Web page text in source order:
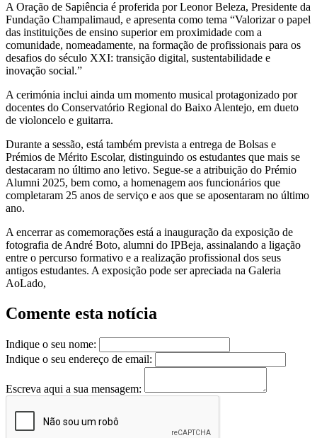
A Oração de Sapiência é proferida por Leonor Beleza, Presidente da
Fundação Champalimaud, e apresenta como tema “Valorizar o papel
das instituições de ensino superior em proximidade com a
comunidade, nomeadamente, na formação de profissionais para os
desafios do século XXI: transição digital, sustentabilidade e
inovação social.”
A cerimónia inclui ainda um momento musical protagonizado por
docentes do Conservatório Regional do Baixo Alentejo, em dueto
de violoncelo e guitarra.
Durante a sessão, está também prevista a entrega de Bolsas e
Prémios de Mérito Escolar, distinguindo os estudantes que mais se
destacaram no último ano letivo. Segue-se a atribuição do Prémio
Alumni 2025, bem como, a homenagem aos funcionários que
completaram 25 anos de serviço e aos que se aposentaram no último
ano.
A encerrar as comemorações está a inauguração da exposição de
fotografia de André Boto, alumni do IPBeja, assinalando a ligação
entre o percurso formativo e a realização profissional dos seus
antigos estudantes. A exposição pode ser apreciada na Galeria
AoLado,
Comente esta notícia
Indique o seu nome:
Indique o seu endereço de email:
Escreva aqui a sua mensagem: